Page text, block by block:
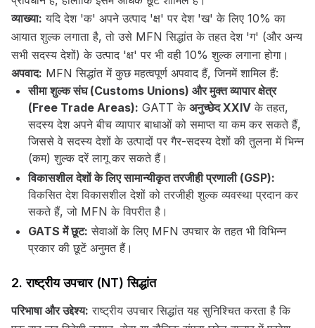
व्याख्या: यदि देश 'क' अपने उत्पाद 'क्ष' पर देश 'ख' के लिए 10% का
आयात शुल्क लगाता है, तो उसे MFN सिद्धांत के तहत देश 'ग' (और अन्य
सभी सदस्य देशों) के उत्पाद 'क्ष' पर भी वही 10% शुल्क लगाना होगा।
अपवाद: MFN सिद्धांत में कुछ महत्वपूर्ण अपवाद हैं, जिनमें शामिल हैं:
सीमा शुल्क संघ (Customs Unions) और मुक्त व्यापार क्षेत्र
(Free Trade Areas): GATT के अनुच्छेद XXIV के तहत,
सदस्य देश अपने बीच व्यापार बाधाओं को समाप्त या कम कर सकते हैं,
जिससे वे सदस्य देशों के उत्पादों पर गैर-सदस्य देशों की तुलना में भिन्न
(कम) शुल्क दरें लागू कर सकते हैं।
विकासशील देशों के लिए सामान्यीकृत तरजीही प्रणाली (GSP):
विकसित देश विकासशील देशों को तरजीही शुल्क व्यवस्था प्रदान कर
सकते हैं, जो MFN के विपरीत है।
GATS में छूट: सेवाओं के लिए MFN उपचार के तहत भी विभिन्न
प्रकार की छूटें अनुमत हैं।
2. राष्ट्रीय उपचार (NT) सिद्धांत
परिभाषा और उद्देश्य: राष्ट्रीय उपचार सिद्धांत यह सुनिश्चित करता है कि